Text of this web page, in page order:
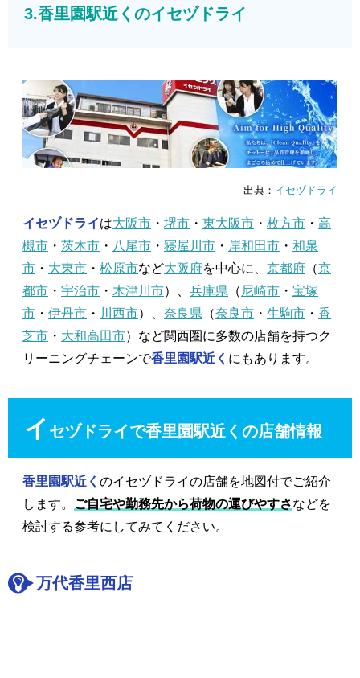
3.香里園駅近くのイセヅドライ
出典： イセヅドライ
イセヅドライは大阪市 ・ 堺市 ・ 東大阪市 ・ 枚方市 ・ 高
槻市 ・ 茨木市 ・ 八尾市 ・ 寝屋川市 ・ 岸和田市 ・ 和泉
市 ・ 大東市 ・ 松原市など大阪府を中心に、 京都府 （京
都市 ・ 宇治市 ・ 木津川市）、 兵庫県 （ 尼崎市 ・ 宝塚
市 ・ 伊丹市 ・ 川西市）、 奈良県 （奈良市 ・ 生駒市 ・ 香
芝市 ・ 大和高田市）など関西圏に多数の店舗を持つク
リーニングチェーンで香里園駅近く にもあります。
イ セヅドライで香里園駅近くの店舗情報
香里園駅近く のイセヅドライの店舗を地図付でご紹介
します。 ご自宅や勤務先から荷物の運びやすさなどを
検討する参考にしてみてください。
万代香里西店